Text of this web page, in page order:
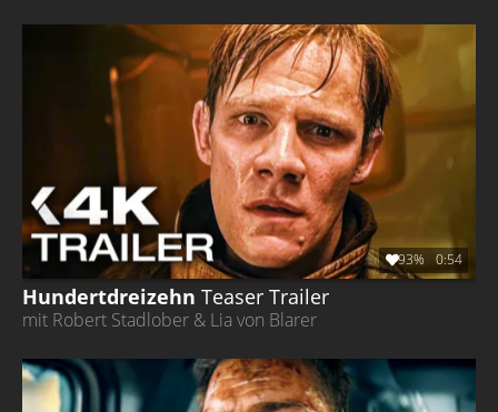
Hundertdreizehn Teaser Trailer
mit Robert Stadlober & Lia von Blarer
93% 0:54